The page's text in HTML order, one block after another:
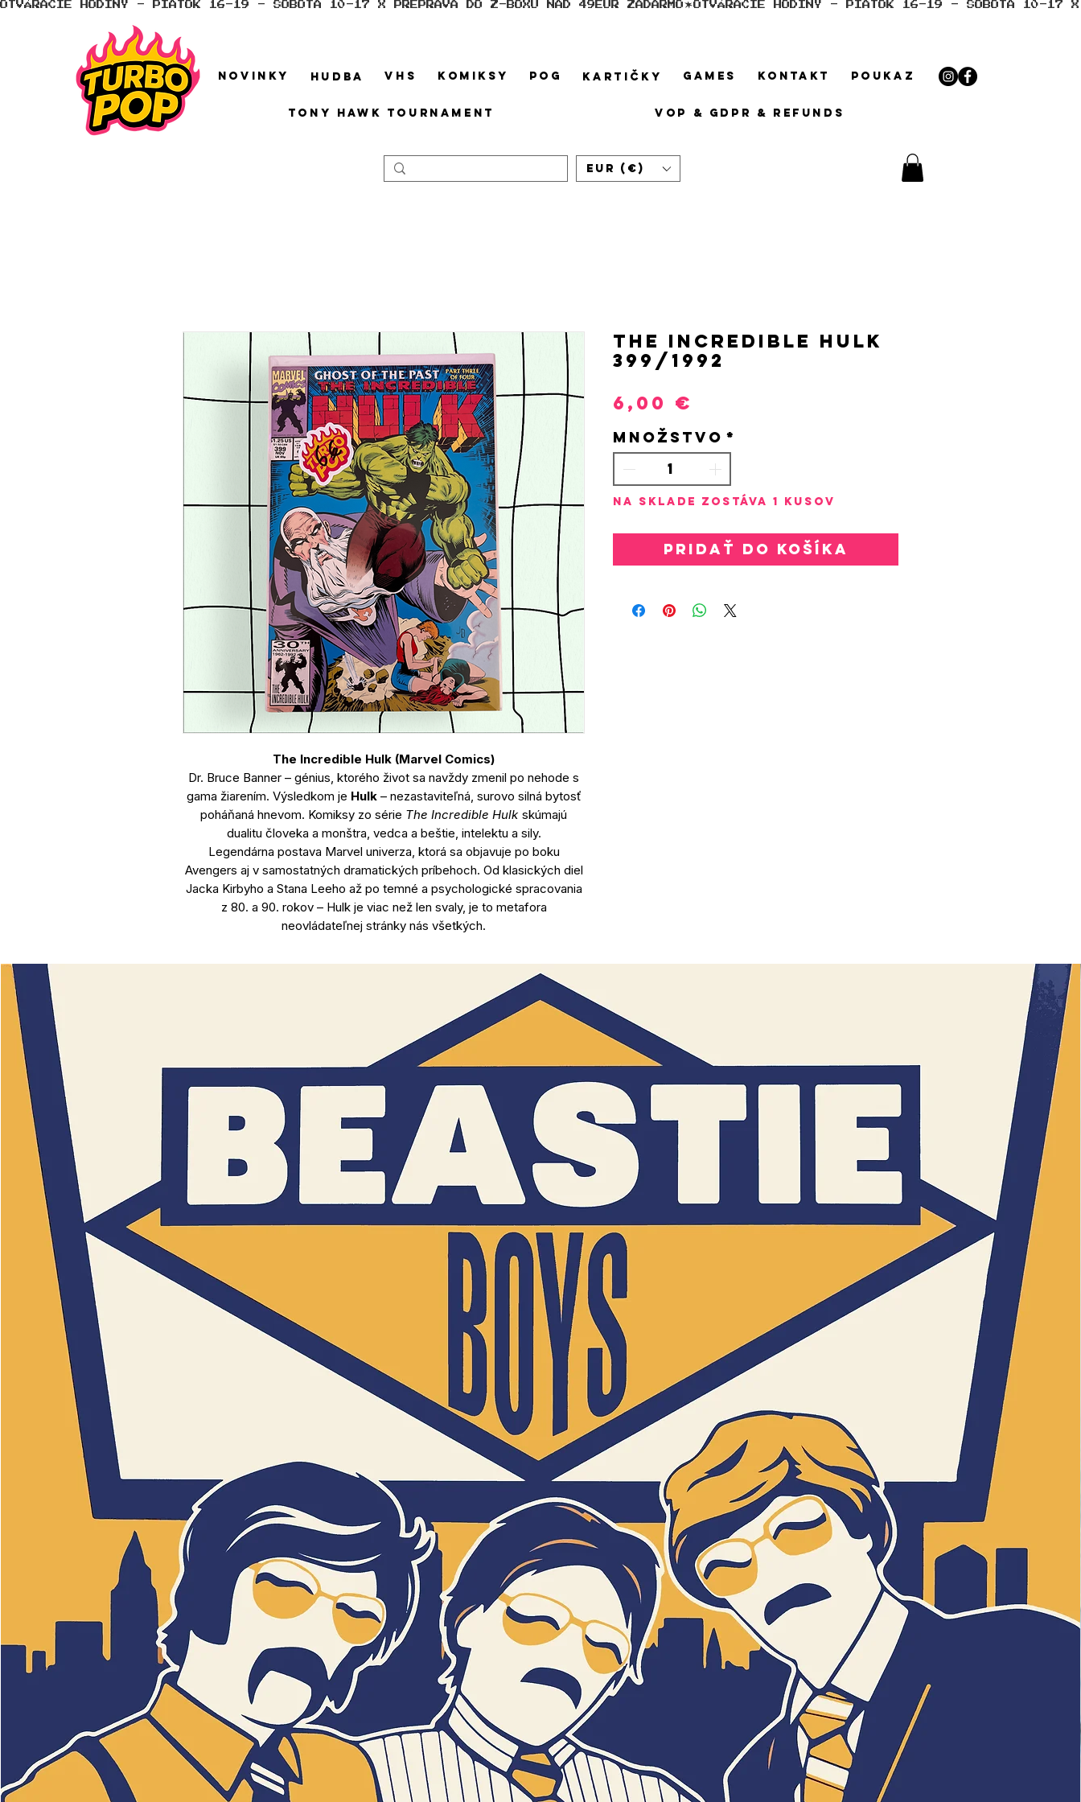
OTVÁRACIE HODINY - PIATOK 16-19 - SOBOTA 10-17 X PREPRAVA DO Z-BOXU NAD 49EUR ZADARMO
NOVINKY HUDBA VHS KOMIKSY POG KARTIČKY GAMES KONTAKT POUKAZ
TONY HAWK TOURNAMENT VOP & GDPR & REFUNDS
EUR (€)
The Incredible Hulk (Marvel Comics)
Dr. Bruce Banner – génius, ktorého život sa navždy zmenil po nehode s
gama žiarením. Výsledkom je Hulk– nezastaviteľná, surovo silná bytosť
poháňaná hnevom. Komiksy zo série The Incredible Hulk skúmajú
dualitu človeka a monštra, vedca a beštie, intelektu a sily.
Legendárna postava Marvel univerza, ktorá sa objavuje po boku
Avengers aj v samostatných dramatických príbehoch. Od klasických diel
Jacka Kirbyho a Stana Leeho až po temné a psychologické spracovania
z 80. a 90. rokov – Hulk je viac než len svaly, je to metafora
neovládateľnej stránky nás všetkých.
THE INCREDIBLE HULK
399/1992
6,00 €
Množstvo *
Na sklade zostáva 1 kusov
Pridať do košíka